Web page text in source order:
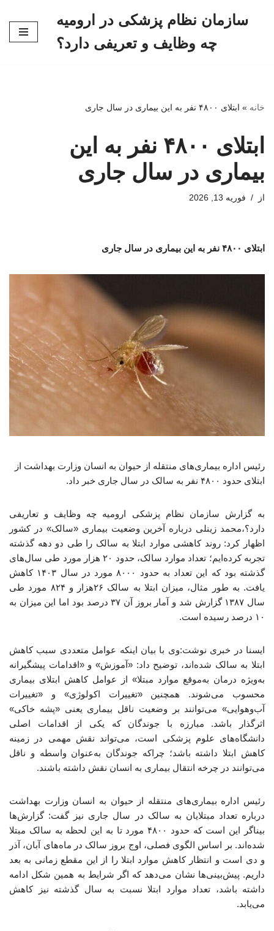
سازمان نظام پزشکی در ارومیه
چه وظایف و تعریفی دارد؟
خانه » ابتلای ۴۸۰۰ نفر به این بیماری در سال جاری
ابتلای ۴۸۰۰ نفر به این
بیماری در سال جاری
از فوریه 13, 2026
ابتلای ۴۸۰۰ نفر به این بیماری در سال جاری
رئیس اداره بیماری‌های منتقله از حیوان به انسان وزارت بهداشت از
ابتلای حدود ۴۸۰۰ نفر به سالک در سال جاری خبر داد.
به گزارش سازمان نظام پزشکی ارومیه چه وظایف و تعاریفی
دارد؟،محمد زینلی درباره آخرین وضعیت بیماری «سالک» در کشور
اظهار کرد: روند کاهشی موارد ابتلا به سالک را طی دو دهه گذشته
تجربه کرده‌ایم؛ تعداد موارد سالک، حدود ۲۰ هزار مورد طی سال‌های
گذشته بود که این تعداد به حدود ۸۰۰۰ مورد در سال ۱۴۰۳ کاهش
یافت. به طور مثال، میزان ابتلا به سالک ۲۶هزار و ۸۲۴ مورد طی
سال ۱۳۸۷ گزارش شد و آمار بروز آن ۳۷ درصد بود اما این میزان به
۱۰ درصد رسیده است.
ایسنا در خبری نوشت:وی با بیان اینکه عوامل متعددی سبب کاهش
ابتلا به سالک شده‌اند، توضیح داد: «آموزش» و «اقدامات پیشگیرانه
به‌ویژه درمان به‌موقع موارد مبتلا» از عوامل کاهش ابتلای بیماری
محسوب می‌شوند. همچنین «تغییرات اکولوژی» و «تغییرات
آب‌وهوایی» می‌توانند بر وضعیت ناقل بیماری یعنی «پشه خاکی»
اثرگذار باشد. مبارزه با جوندگان که یکی از اقدامات اصلی
دانشگاه‌های علوم پزشکی است، می‌تواند نقش مهمی در زمینه
کاهش ابتلا داشته باشد؛ چراکه جوندگان به‌عنوان واسطه و ناقل
می‌توانند در چرخه انتقال بیماری به انسان نقش داشته باشند.
رئیس اداره بیماری‌های منتقله از حیوان به انسان وزارت بهداشت
درباره تعداد مبتلایان به سالک در سال جاری نیز گفت: گزارش‌ها
بیناگر این است که حدود ۴۸۰۰ مورد تا به این لحظه به سالک مبتلا
شده‌اند. بر اساس الگوی فصلی، اوج بروز سالک در ماه‌های آبان، آذر
و دی است و انتظار کاهش موارد ابتلا را از این مقطع زمانی به بعد
داریم. پیش‌بینی‌ها نشان می‌دهد که اگر شرایط به همین شکل ادامه
داشته باشد، تعداد موارد ابتلا نسبت به سال گذشته نیز کاهش
می‌یابد.